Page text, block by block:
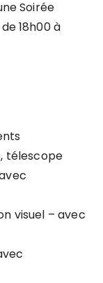
Soirée
18h00 à
télescope
visuel – avec